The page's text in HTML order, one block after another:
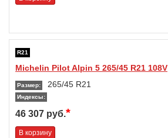
R21
Michelin Pilot Alpin 5 265/45 R21 108V
Размер: 265/45 R21
Индексы:
46 307 руб.*
В корзину